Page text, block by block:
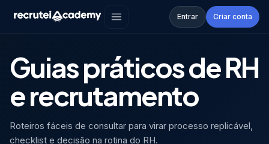
Entrar Criar conta
Guias práticos de RH
e recrutamento
Roteiros fáceis de consultar para virar processo replicável,
checklist e decisão na rotina do RH.